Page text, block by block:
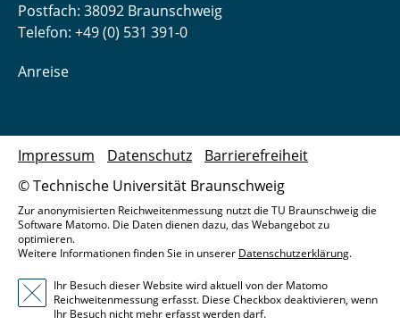
Postfach: 38092 Braunschweig
Telefon: +49 (0) 531 391-0
Anreise
© Technische Universität Braunschweig
Impressum Datenschutz Barrierefreiheit
Zur anonymisierten Reichweitenmessung nutzt die TU Braunschweig die
Software Matomo. Die Daten dienen dazu, das Webangebot zu
optimieren.
Weitere Informationen finden Sie in unserer Datenschutzerklärung.
Ihr Besuch dieser Website wird aktuell von der Matomo
Reichweitenmessung erfasst. Diese Checkbox deaktivieren, wenn
Ihr Besuch nicht mehr erfasst werden darf.